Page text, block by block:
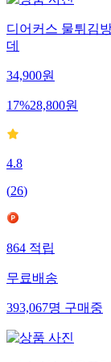
디어커스 물튀김
데
34,900원
17%28,800원
4.8
(26)
864적립
무료배송
393,067명구매중